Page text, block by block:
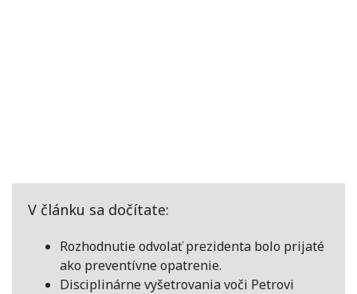
V článku sa dočítate:
Rozhodnutie odvolať prezidenta bolo prijaté
ako preventívne opatrenie.
Disciplinárne vyšetrovania voči Petrovi